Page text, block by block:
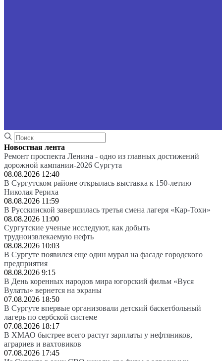
Новостная лента
Ремонт проспекта Ленина - одно из главных достижений
дорожной кампании-2026 Сургута
08.08.2026 12:40
В Сургутском районе открылась выставка к 150-летию
Николая Рериха
08.08.2026 11:59
В Русскинской завершилась третья смена лагеря «Кар-Тохи»
08.08.2026 11:00
Сургутские ученые исследуют, как добыть
трудноизвлекаемую нефть
08.08.2026 10:03
В Сургуте появился еще один мурал на фасаде городского
предприятия
08.08.2026 9:15
В День коренных народов мира югорский фильм «Вуся
Вулаты» вернется на экраны
07.08.2026 18:50
В Сургуте впервые организовали детский баскетбольный
лагерь по сербской системе
07.08.2026 18:17
В ХМАО быстрее всего растут зарплаты у нефтяников,
аграриев и вахтовиков
07.08.2026 17:45